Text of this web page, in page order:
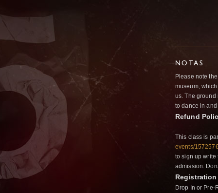
NOTAS
Please note
museum,
us. The
to dance in
Refund
This class is
events/
to sign up write
admission:
Drop In or Pre-